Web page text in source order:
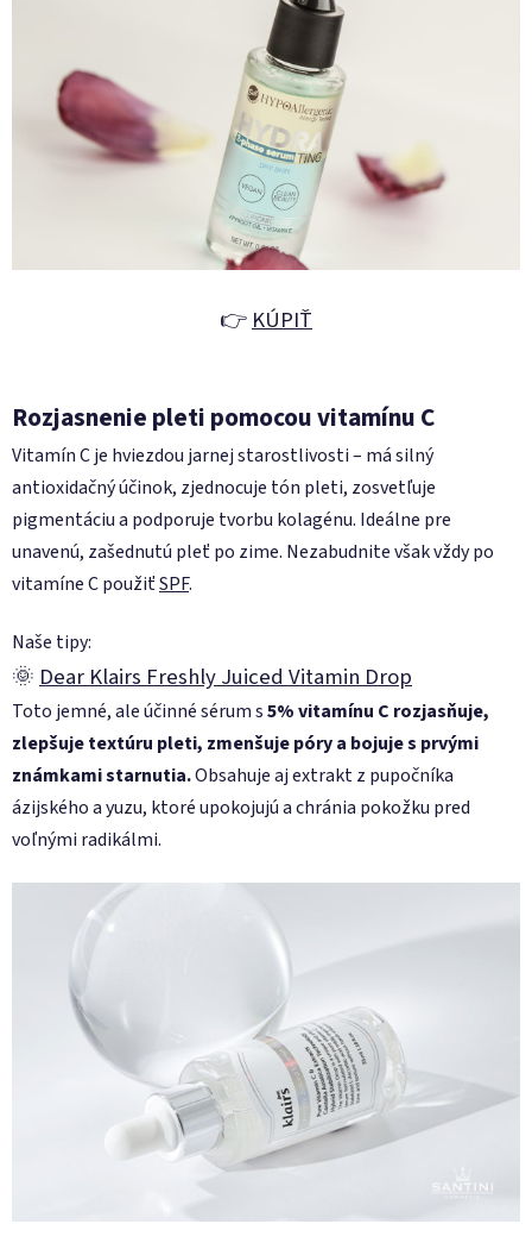
👉 KÚPIŤ
Rozjasnenie pleti pomocou vitamínu C
Vitamín C je hviezdou jarnej starostlivosti – má silný
antioxidačný účinok, zjednocuje tón pleti, zosvetľuje
pigmentáciu a podporuje tvorbu kolagénu. Ideálne pre
unavenú, zašednutú pleť po zime. Nezabudnite však vždy po
vitamíne C použiťSPF.
Naše tipy:
🌞 Dear Klairs Freshly Juiced Vitamin Drop
Toto jemné, ale účinné sérum s5% vitamínu C rozjasňuje,
zlepšuje textúru pleti, zmenšuje póry a bojuje s prvými
známkami starnutia.Obsahuje aj extrakt z pupočníka
ázijského a yuzu, ktoré upokojujú a chránia pokožku pred
voľnými radikálmi.